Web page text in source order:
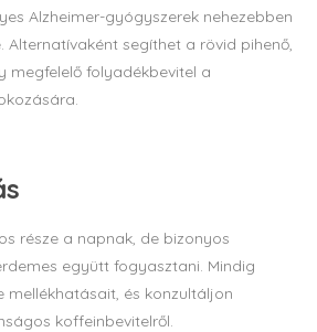
Alzheimer-gyógyszerek nehezebben
Alternatívaként segíthet a rövid pihenő,
megfelelő folyadékbevitel a
része a napnak, de bizonyos
együtt fogyasztani. Mindig
mellékhatásait, és konzultáljon
koffeinbevitelről.